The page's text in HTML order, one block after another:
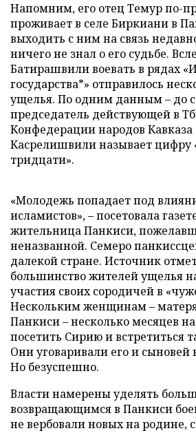
Напомним, его отец Темур по-
проживает в селе Биркиани в
выходить с ним на связь
ничего не знал о его судьбе.
Батирашвили воевать в рядах
государства*» отправилось
ущелья. По одним данным – до
председатель действующей в
Конфедерации народов Кавказа
Касрелишвили называет цифру
тридцати».
«Молодежь попадает под
исламистов», – посетовала
жительница Панкиси,
неназванной. Семеро
далекой стране. Источник
большинство жителей ущелья
участия своих сородичей в
Нескольким женщинам –
Панкиси – несколько месяцев
посетить Сирию и встретиться
Они уговаривали его и сыновей
Но безуспешно.
Власти намерены уделять
возвращающимся в Панкиси
не вербовали новых на родине,